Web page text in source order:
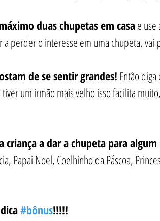
duas chupetas em casa e
a perder o interesse em uma chupeta,
de se sentir grandes! Então
tiver um irmão mais velho isso facilita
criança a dar a chupeta para
Papai Noel, Coelhinho da Páscoa,
#bônus!!!!!